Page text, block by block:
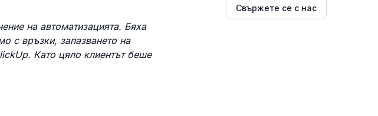
на автоматизацията. Бяха
с връзки, запазването на
Като цяло клиентът беше
Свържете се с нас